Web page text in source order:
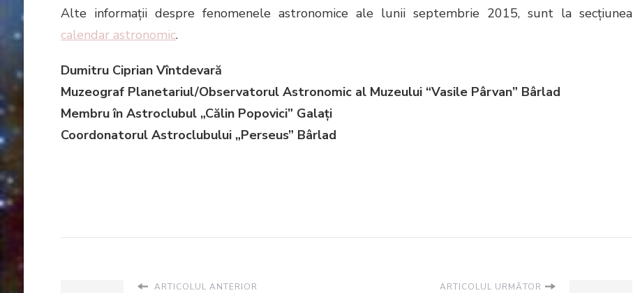
Alte informaţii despre fenomenele astronomice ale lunii septembrie 2015, sunt la secţiunea
calendar astronomic.
Dumitru Ciprian Vîntdevară
Muzeograf Planetariul/Observatorul Astronomic al Muzeului “Vasile Pârvan” Bârlad
Membru în Astroclubul „Călin Popovici” Galaţi
Coordonatorul Astroclubului „Perseus” Bârlad
ARTICOLUL ANTERIOR ARTICOLUL URMĂTOR